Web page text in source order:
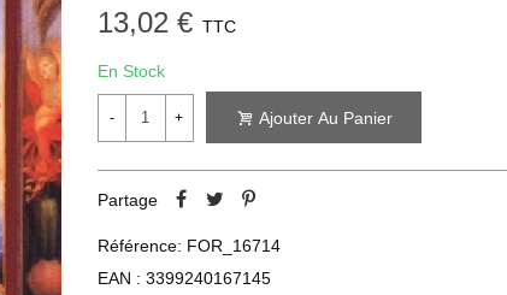
13,02 € TTC
En Stock
- + Ajouter Au Panier
Partage
Référence: FOR_16714
EAN : 3399240167145